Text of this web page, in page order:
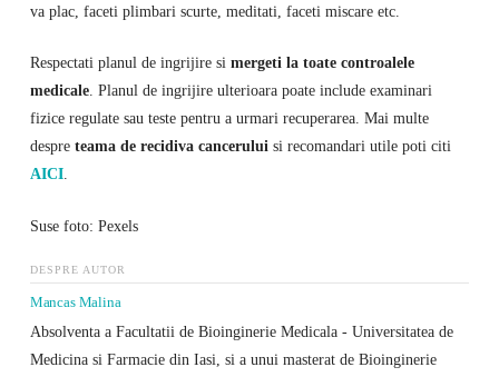
va plac, faceti plimbari scurte, meditati, faceti miscare etc.
Respectati planul de ingrijire si mergeti la toate controalele
medicale. Planul de ingrijire ulterioara poate include examinari
fizice regulate sau teste pentru a urmari recuperarea. Mai multe
despreteama de recidiva canceruluisi recomandari utile poti citi
AICI.
Suse foto: Pexels
DESPRE AUTOR
Mancas Malina
Absolventa a Facultatii de Bioinginerie Medicala - Universitatea de
Medicina si Farmacie din Iasi, si a unui masterat de Bioinginerie